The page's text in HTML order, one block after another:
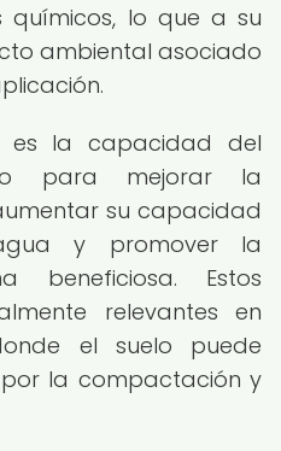
químicos, lo que a su
ambiental asociado
es la capacidad del
para mejorar la
su capacidad
y promover la
beneficiosa. Estos
relevantes en
el suelo puede
la compactación y